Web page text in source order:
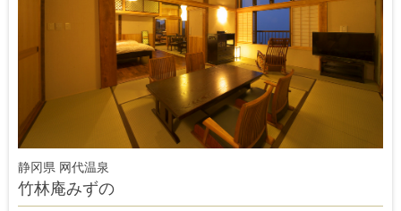
静冈県 网代温泉
竹林庵みずの